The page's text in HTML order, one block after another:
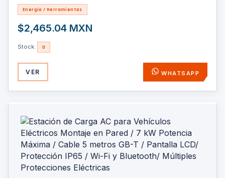
Energía / Herramientas
$2,465.04 MXN
Stock: 0
VER WHATSAPP